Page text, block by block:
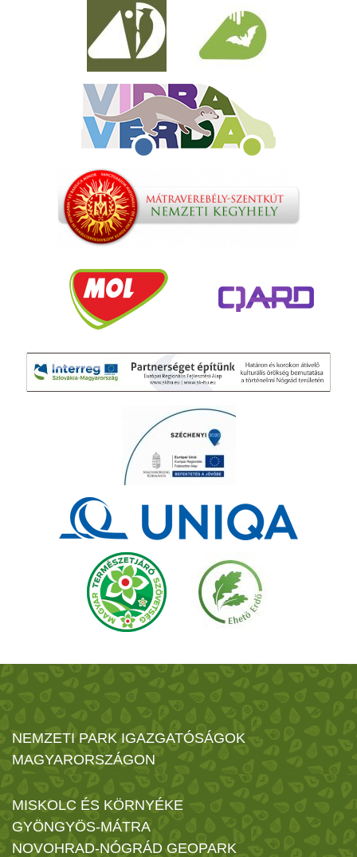
NEMZETI PARK IGAZGATÓSÁGOK
MAGYARORSZÁGON
MISKOLC ÉS KÖRNYÉKE
GYÖNGYÖS-MÁTRA
NOVOHRAD-NÓGRÁD GEOPARK